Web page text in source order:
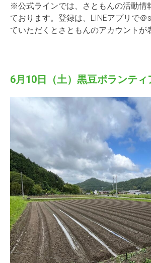
※公式ラインでは、さともんの活動情
ております。登録は、LINEアプリで
ていただくとさともんのアカウントが
6月10日（土）黒豆ボランティ